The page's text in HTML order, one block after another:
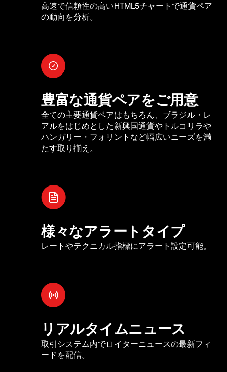
高速で信頼性の高いHTML5チャートで通貨ペア
の動向を分析。
豊富な通貨ペアをご用意
全ての主要通貨ペアはもちろん、ブラジル・レ
アルをはじめとした新興国通貨やトルコリラや
ハンガリー・フォリントなど幅広いニーズを満
たす取り揃え。
様々なアラートタイプ
レートやテクニカル指標にアラート設定可能。
リアルタイムニュース
取引システム内でロイターニュースの最新フィ
ードを配信。